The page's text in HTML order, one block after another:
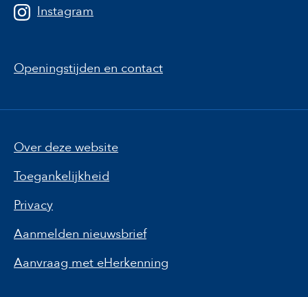
Instagram
Openingstijden en contact
Over deze website
Toegankelijkheid
Privacy
Aanmelden nieuwsbrief
Aanvraag met eHerkenning